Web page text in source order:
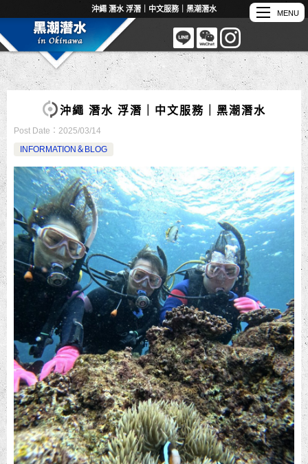
沖繩 潛水 浮潛｜中文服務｜黑潮潛水
沖繩 潛水 浮潛｜中文服務｜黑潮潛水
Post Date： 2025/03/14
INFORMATION＆BLOG